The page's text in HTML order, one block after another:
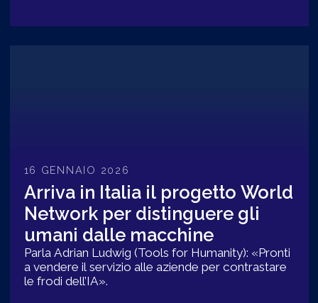
16 GENNAIO 2026
Arriva in Italia il progetto World
Network per distinguere gli
umani dalle macchine
Parla Adrian Ludwig (Tools for Humanity): «Pronti
a vendere il servizio alle aziende per contrastare
le frodi dell’IA».